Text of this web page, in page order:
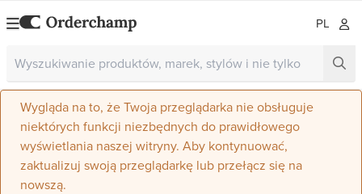
PL
Wygląda na to, że Twoja przeglądarka nie obsługuje
niektórych funkcji niezbędnych do prawidłowego
wyświetlania naszej witryny. Aby kontynuować,
zaktualizuj swoją przeglądarkę lub przełącz się na
nowszą.